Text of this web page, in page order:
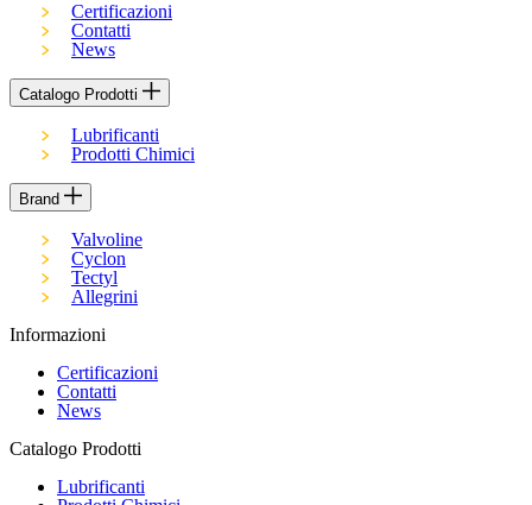
Certificazioni
Contatti
News
Catalogo Prodotti
Lubrificanti
Prodotti Chimici
Brand
Valvoline
Cyclon
Tectyl
Allegrini
Informazioni
Certificazioni
Contatti
News
Catalogo Prodotti
Lubrificanti